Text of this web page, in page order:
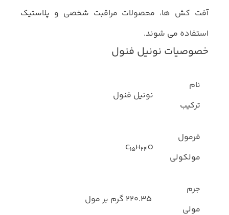
آفت کش ها، محصولات مراقبت شخصی و پلاستیک
استفاده می شوند.
خصوصیات نونیل فنول
نام
ترکیب
نونیل فنول
فرمول
مولکولی
C15H24O
جرم
مولی